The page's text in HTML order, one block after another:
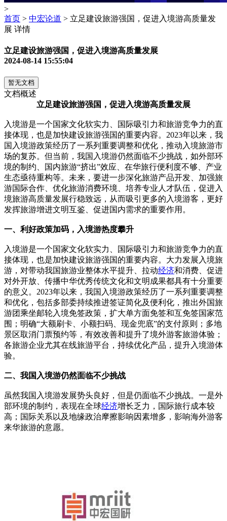
>
首页 > 中宏论道 > 立足建设旅游强国，促进入境游高质量发
展 详情
立足建设旅游强国，促进入境游高质量发展
2024-08-14 15:55:04
暂无文档
文档概述
立足建设旅游强国，促进入境游高质量发展
入境游是一个国家文化软实力、国际吸引力和旅游竞争力的直
接体现，也是加快建设旅游强国的重要内容。2023年以来，我
国入境游政策经历了一系列重要调整和优化，推动入境旅游市
场的复苏。但当前，我国入境游仍然面临不少挑战，如外部环
境的制约、国内旅游“挤出”效应、在华旅行便利度不够、产业
生态亟待重构等。未来，要进一步深化旅游产品开发、加强旅
游国际合作、优化旅游消费环境、培养专业人才队伍，促进入
境旅游高质量发展行稳致远，从而吸引更多的入境游客，更好
发挥旅游增进文明互鉴、促进国内需求的重要作用。
一、利好政策加码，入境游热度攀升
入境游是一个国家文化软实力、国际吸引力和旅游竞争力的直
接体现，也是加快建设旅游强国的重要内容。大力发展入境旅
游，对带动我国旅游业整体水平提升、拉动经济和消费、促进
对外开放、传播中华优秀传统文化和文明成果都具有十分重要
的意义。2023年以来，我国入境游政策经历了一系列重要调整
和优化，包括多部委持续推进签证简化及便利化，推出外国旅
游团乘坐邮轮入境免签政策，扩大单方面免签和互免签国家范
围；明确“大额刷卡、小额扫码、现金兜底”的支付原则；多地
景区取消门票预约等，有效改善和提升了境外游客旅游体验；
各旅游企业尤其在线旅游平台，持续优化产品，提升入境游体
验。
二、我国入境游仍然面临不少挑战
虽然我国入境游发展势头良好，但是仍面临不少挑战。一是外
部环境的制约，表现在全球经济增长乏力，国际旅行成本较
高；国际关系以及地缘政治摩擦影响因素增多，影响海外游客
来华旅游的意愿。